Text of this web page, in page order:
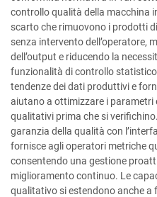
controllo qualità della macchina
scarto che rimuovono i prodotti
senza intervento dell’operatore,
dell’output e riducendo la
funzionalità di controllo
tendenze dei dati produttivi e
aiutano a ottimizzare i parametri
qualitativi prima che si
garanzia della qualità con
fornisce agli operatori metriche
consentendo una gestione
miglioramento continuo. Le
qualitativo si estendono anche